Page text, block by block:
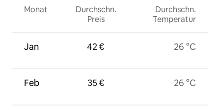
Monat
Jan
Feb
Durchschn.
Preis
42 €
35 €
Durchschn.
Temperatur
26 °C
26 °C